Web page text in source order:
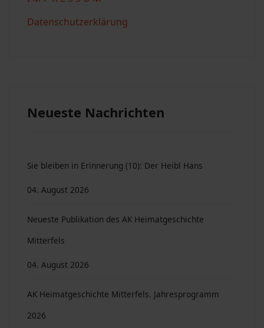
Datenschutzerklärung
Neueste Nachrichten
Sie bleiben in Erinnerung (10): Der Heibl Hans
04. August 2026
Neueste Publikation des AK Heimatgeschichte
Mitterfels
04. August 2026
AK Heimatgeschichte Mitterfels. Jahresprogramm
2026